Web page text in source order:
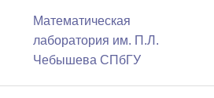
Математичеcкая
лаборатория им. П.Л.
Чебышева СПбГУ